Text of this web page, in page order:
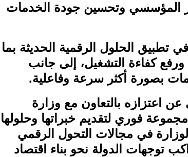
المؤسسي وتحسين جودة الخدمات
الحلول الرقمية الحديثة بما
كفاءة التشغيل، إلى جانب
بصورة أكثر سرعة وفاعلية.
اعتزازه بالتعاون مع وزارة
مجموعة فوري لتقديم خبراتها وحلولها
في مجالات التحول الرقمي
توجهات الدولة نحو بناء اقتصاد